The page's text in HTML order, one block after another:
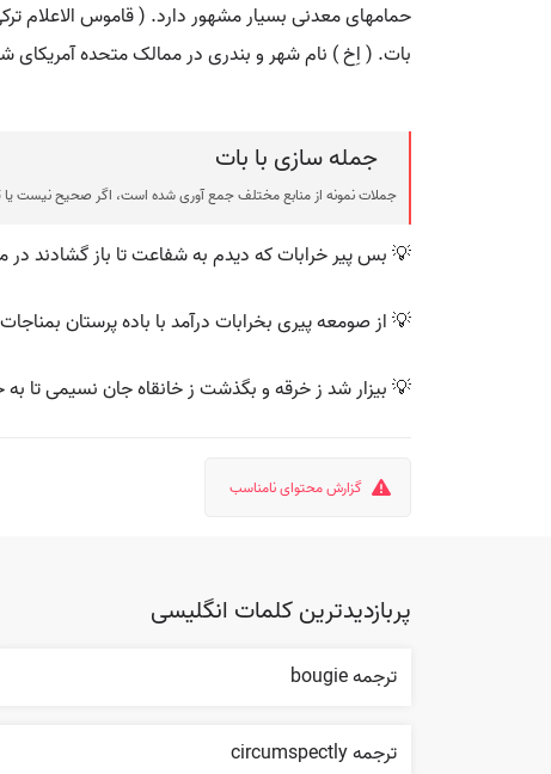
حمامهای معدنی بسیار مشهور دارد. ( قاموس الاعلام ترکی
بات. ( اِخ ) نام شهر و بندری در ممالک متحده آمریکای شمالی است در جمهوری
جمله سازی با بات
جملات نمونه از منابع مختلف جمع آوری شده است، اگر صحیح نیست
💡 بس پیر خرابات که دیدم به شفاعت تا باز گشادند
💡 از صومعه پیری بخرابات درآمد با باده پرستان
💡 بیزار شد ز خرقه و بگذشت ز خانقاه جان نسیمی تا به
گزارش محتوای نامناسب
پربازدیدترین کلمات انگلیسی
ترجمه bougie
ترجمه circumspectly